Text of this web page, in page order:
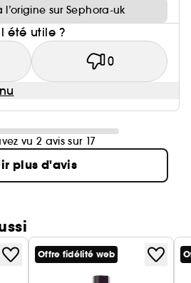
l’origine sur Sephora-uk
été utile ?
0
vu 2 avis sur 17
plus d'avis
Offre fidélité web